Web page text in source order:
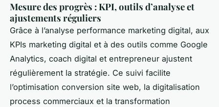
Mesure des progrès : KPI, outils d’analyse et
ajustements réguliers
Grâce à l’analyse performance marketing digital, aux
KPIs marketing digital et à des outils comme Google
Analytics, coach digital et entrepreneur ajustent
régulièrement la stratégie. Ce suivi facilite
l’optimisation conversion site web, la digitalisation
process commerciaux et la transformation